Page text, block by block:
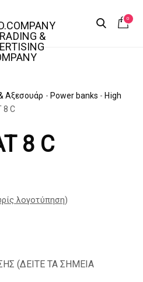
0
Αξεσουάρ - Power banks - High
8 C
8 C
λογοτύπηση)
(ΔΕΙΤΕ ΤΑ ΣΗΜΕΙΑ